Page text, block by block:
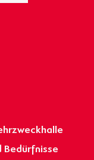
Bedürfnisse